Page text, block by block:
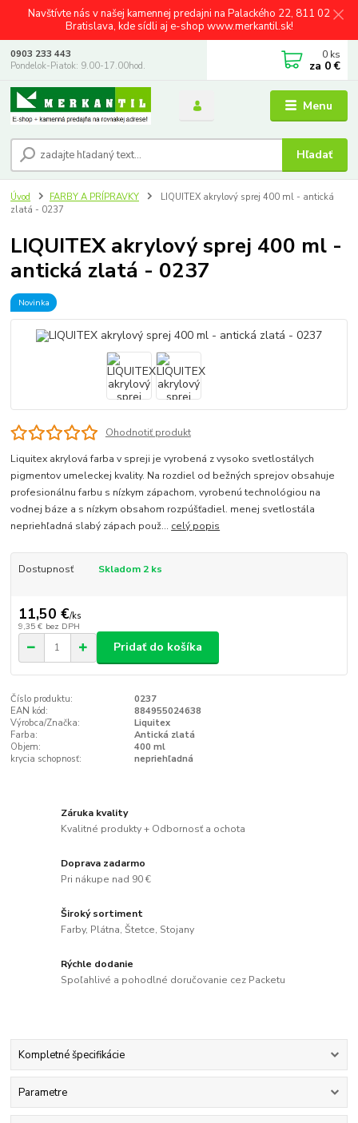
Navštívte nás v našej kamennej predajni na Palackého 22, 811 02
Bratislava, kde sídli aj e-shop www.merkantil.sk!
Menu
Hľadať
0903 233 443
Pondelok-Piatok: 9.00-17.00hod.
0 ks
za 0 €
Úvod FARBY A PRÍPRAVKY
LIQUITEX akrylový sprej 400 ml - antická
zlatá - 0237
LIQUITEX akrylový sprej 400 ml -
antická zlatá - 0237
Novinka
Ohodnotiť produkt
Liquitex akrylová farba v spreji je vyrobená z vysoko svetlostálych
pigmentov umeleckej kvality. Na rozdiel od bežných sprejov obsahuje
profesionálnu farbu s nízkym zápachom, vyrobenú technológiou na
vodnej báze a s nízkym obsahom rozpúšťadiel. menej svetlostála
nepriehľadná slabý zápach použ... celý popis
Dostupnosť Skladom 2 ks
11,50 €/ks
9,35 € bez DPH
Pridať do košíka
Číslo produktu:
0237
EAN kód:
884955024638
Výrobca/Značka:
Liquitex
Farba:
Antická zlatá
Objem:
400 ml
krycia schopnosť:
nepriehľadná
Záruka kvality
Kvalitné produkty + Odbornosť a ochota
Doprava zadarmo
Pri nákupe nad 90 €
Široký sortiment
Farby, Plátna, Štetce, Stojany
Rýchle dodanie
Spoľahlivé a pohodlné doručovanie cez Packetu
Kompletné špecifikácie
Parametre